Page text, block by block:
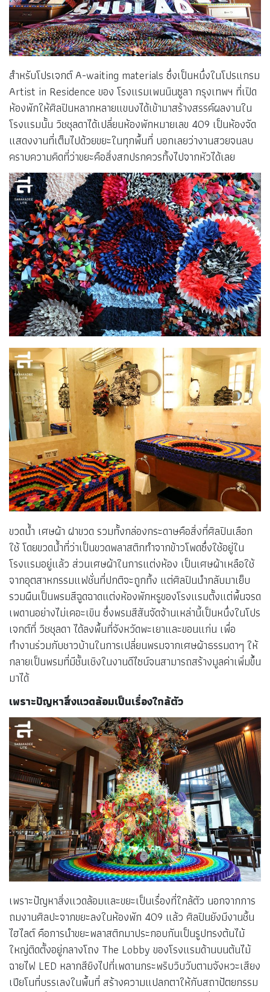
สำหรับโปรเจกต์ A-waiting materials ซึ่งเป็นหนึ่งในโปรแกรม
Artist in Residence ของ โรงแรมเพนนินซูลา กรุงเทพฯ ที่เปิด
ห้องพักให้ศิลปินหลากหลายแขนงได้เข้ามาสร้างสรรค์ผลงานใน
โรงแรมนั้น วิชชุลดาได้เปลี่ยนห้องพักหมายเลข 409 เป็นห้องจัด
แสดงงานที่เต็มไปด้วยขยะในทุกพื้นที่ บอกเลยว่างานสวยจนลบ
คราบความคิดที่ว่าขยะคือสิ่งสกปรกควรทิ้งไปจากหัวได้เลย
ขวดน้ำ เศษผ้า ฝาขวด รวมทั้งกล่องกระดาษคือสิ่งที่ศิลปินเลือก
ใช้ โดยขวดน้ำที่ว่าเป็นขวดพลาสติกทำจากข้าวโพดซึ่งใช้อยู่ใน
โรงแรมอยู่แล้ว ส่วนเศษผ้าในการแต่งห้อง เป็นเศษผ้าเหลือใช้
จากอุตสาหกรรมแฟชั่นที่ปกติจะถูกทิ้ง แต่ศิลปินนำกลับมาเย็บ
รวมผืนเป็นพรมสีฉูดฉาดแต่งห้องพักหรูของโรงแรมตั้งแต่พื้นจรด
เพดานอย่างไม่เคอะเขิน ซึ่งพรมสีสันจัดจ้านเหล่านี้เป็นหนึ่งในโปร
เจกต์ที่ วิชชุลดา ได้ลงพื้นที่จังหวัดพะเยาและขอนแก่น เพื่อ
ทำงานร่วมกับชาวบ้านในการเปลี่ยนพรมจากเศษผ้าธรรมดาๆ ให้
กลายเป็นพรมที่มีชั้นเชิงในงานดีไซน์จนสามารถสร้างมูลค่าเพิ่มขึ้น
มาได้
เพราะปัญหาสิ่งแวดล้อมเป็นเรื่องใกล้ตัว
เพราะปัญหาสิ่งแวดล้อมและขยะเป็นเรื่องที่ใกล้ตัว นอกจากการ
ถมงานศิลปะจากขยะลงในห้องพัก 409 แล้ว ศิลปินยังมีงานชิ้น
ไฮไลต์ คือการนำขยะพลาสติกมาประกอบกันเป็นรูปทรงต้นไม้
ใหญ่ติดตั้งอยู่กลางโถง The Lobby ของโรงแรมด้านบนต้นไม้
ฉายไฟ LED หลากสียิงไปที่เพดานกระพริบวิบวับตามจังหวะเสียง
เปียโนที่บรรเลงในพื้นที่ สร้างความแปลกตาให้กับสถาปัตยกรรม